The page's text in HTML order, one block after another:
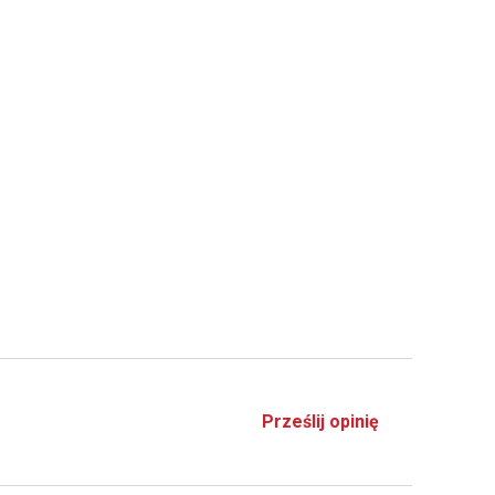
Prześlij opinię